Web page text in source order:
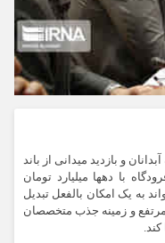
و بازدید میدانی از باند
با دهها میلیارد تومان
به یک امکان بالفعل تبدیل
و زمینه جذب متخصصان